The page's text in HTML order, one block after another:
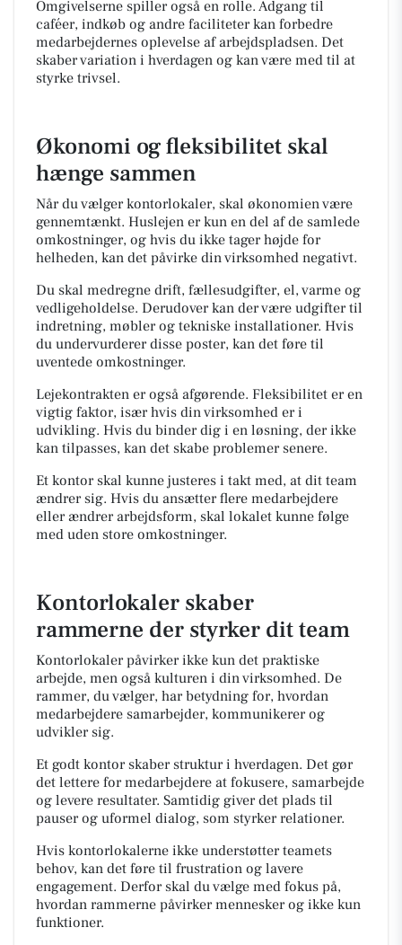
Omgivelserne spiller også en rolle. Adgang til
caféer, indkøb og andre faciliteter kan forbedre
medarbejdernes oplevelse af arbejdspladsen. Det
skaber variation i hverdagen og kan være med til at
styrke trivsel.
Økonomi og fleksibilitet skal
hænge sammen
Når du vælger kontorlokaler, skal økonomien være
gennemtænkt. Huslejen er kun en del af de samlede
omkostninger, og hvis du ikke tager højde for
helheden, kan det påvirke din virksomhed negativt.
Du skal medregne drift, fællesudgifter, el, varme og
vedligeholdelse. Derudover kan der være udgifter til
indretning, møbler og tekniske installationer. Hvis
du undervurderer disse poster, kan det føre til
uventede omkostninger.
Lejekontrakten er også afgørende. Fleksibilitet er en
vigtig faktor, især hvis din virksomhed er i
udvikling. Hvis du binder dig i en løsning, der ikke
kan tilpasses, kan det skabe problemer senere.
Et kontor skal kunne justeres i takt med, at dit team
ændrer sig. Hvis du ansætter flere medarbejdere
eller ændrer arbejdsform, skal lokalet kunne følge
med uden store omkostninger.
Kontorlokaler skaber
rammerne der styrker dit team
Kontorlokaler påvirker ikke kun det praktiske
arbejde, men også kulturen i din virksomhed. De
rammer, du vælger, har betydning for, hvordan
medarbejdere samarbejder, kommunikerer og
udvikler sig.
Et godt kontor skaber struktur i hverdagen. Det gør
det lettere for medarbejdere at fokusere, samarbejde
og levere resultater. Samtidig giver det plads til
pauser og uformel dialog, som styrker relationer.
Hvis kontorlokalerne ikke understøtter teamets
behov, kan det føre til frustration og lavere
engagement. Derfor skal du vælge med fokus på,
hvordan rammerne påvirker mennesker og ikke kun
funktioner.